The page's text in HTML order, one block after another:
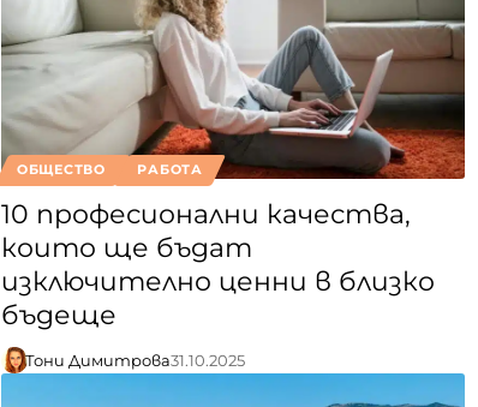
ОБЩЕСТВО РАБОТА
10 професионални качества,
които ще бъдат
изключително ценни в близко
бъдеще
Тони Димитрова31.10.2025